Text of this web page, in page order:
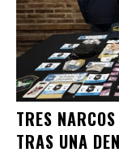
TRES
TRAS UNA